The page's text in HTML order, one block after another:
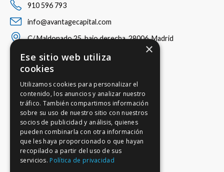
910 596 793
info@avantagecapital.com
C/ Maldonado 25, bajo derecha, 28006, Madrid
×
Ese sitio web utiliza
cookies
Utilizamos cookies para personalizar el
contenido, los anuncios y analizar nuestro
tráfico. También compartimos información
sobre su uso de nuestro sitio con nuestros
socios de publicidad y análisis, quienes
pueden combinarla con otra información
que les haya proporcionado o que hayan
recopilado a partir del uso de sus
servicios. Política de privacidad